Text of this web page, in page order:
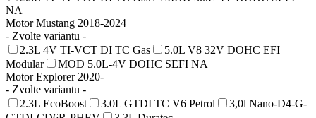
NA
Motor Mustang 2018-2024
- Zvolte variantu -
2.3L 4V TI-VCT DI TC Gas
5.0L V8 32V DOHC EFI
Modular
MOD 5.0L-4V DOHC SEFI NA
Motor Explorer 2020-
- Zvolte variantu -
2.3L EcoBoost
3.0L GTDI TC V6 Petrol
3,0l Nano-D4-G-